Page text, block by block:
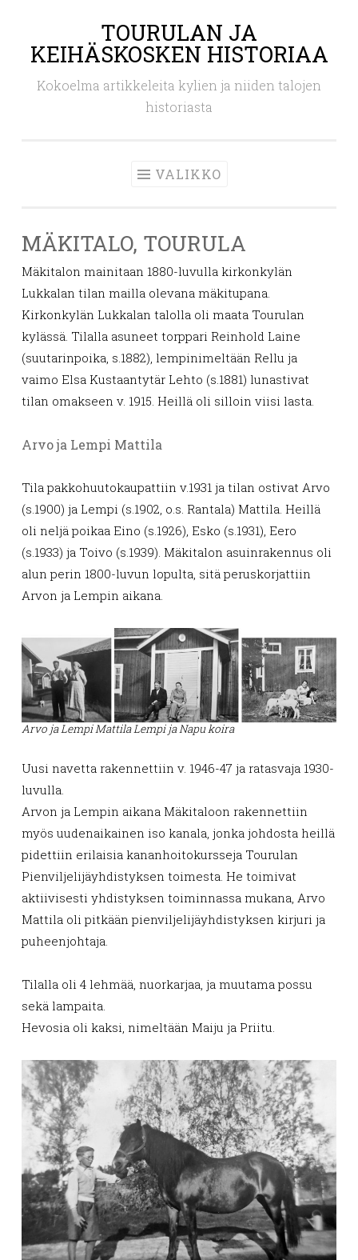
sisältöön
TOURULAN JA
KEIHÄSKOSKEN HISTORIAA
Kokoelma artikkeleita kylien ja niiden talojen
historiasta
VALIKKO
MÄKITALO, TOURULA
Mäkitalon mainitaan 1880-luvulla kirkonkylän
Lukkalan tilan mailla olevana mäkitupana.
Kirkonkylän Lukkalan talolla oli maata Tourulan
kylässä. Tilalla asuneet torppari Reinhold Laine
(suutarinpoika, s.1882), lempinimeltään Rellu ja
vaimo Elsa Kustaantytär Lehto (s.1881) lunastivat
tilan omakseen v. 1915. Heillä oli silloin viisi lasta.
Arvo ja Lempi Mattila
Tila pakkohuutokaupattiin v.1931 ja tilan ostivat Arvo
(s.1900) ja Lempi (s.1902, o.s. Rantala) Mattila. Heillä
oli neljä poikaa Eino (s.1926), Esko (s.1931), Eero
(s.1933) ja Toivo (s.1939). Mäkitalon asuinrakennus oli
alun perin 1800-luvun lopulta, sitä peruskorjattiin
Arvon ja Lempin aikana.
Arvo ja Lempi MattilaLempi ja Napu koira
Uusi navetta rakennettiin v. 1946-47 ja ratasvaja 1930-
luvulla.
Arvon ja Lempin aikana Mäkitaloon rakennettiin
myös uudenaikainen iso kanala, jonka johdosta heillä
pidettiin erilaisia kananhoitokursseja Tourulan
Pienviljelijäyhdistyksen toimesta. He toimivat
aktiivisesti yhdistyksen toiminnassa mukana, Arvo
Mattila oli pitkään pienviljelijäyhdistyksen kirjuri ja
puheenjohtaja.
Tilalla oli 4 lehmää, nuorkarjaa, ja muutama possu
sekä lampaita.
Hevosia oli kaksi, nimeltään Maiju ja Priitu.